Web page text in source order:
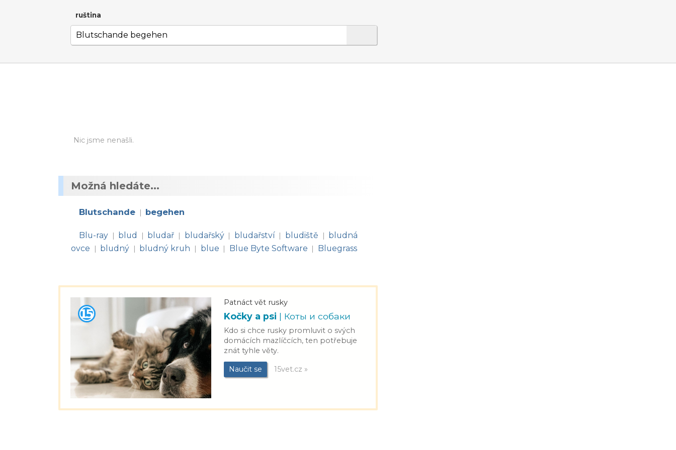
ruština
Nic jsme nenašli.
Možná hledáte...
Blutschande | begehen
Blu-ray | blud | bludař | bludařský | bludařství | bludiště | bludná
ovce
| bludný | bludný kruh | blue | Blue Byte Software | Bluegrass
Patnáct vět rusky
Kočky a psi | Коты и собаки
Kdo si chce rusky promluvit o svých
domácích mazlíčcích, ten potřebuje
znát tyhle věty.
Naučit se 15vet.cz »